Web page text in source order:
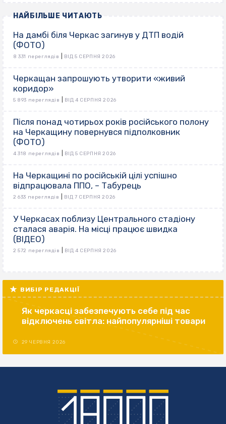
НАЙБІЛЬШЕ ЧИТАЮТЬ
На дамбі біля Черкас загинув у ДТП водій
(ФОТО)
8 331 переглядів ВІД 5 СЕРПНЯ 2026
Черкащан запрошують утворити «живий
коридор»
5 893 переглядів ВІД 4 СЕРПНЯ 2026
Після понад чотирьох років російського полону
на Черкащину повернувся підполковник
(ФОТО)
4 318 переглядів ВІД 5 СЕРПНЯ 2026
На Черкащині по російській цілі успішно
відпрацювала ППО, – Табурець
2 633 переглядів ВІД 7 СЕРПНЯ 2026
У Черкасах поблизу Центрального стадіону
сталася аварія. На місці працює швидка
(ВІДЕО)
2 572 переглядів ВІД 4 СЕРПНЯ 2026
ВИБІР РЕДАКЦІЇ
Як черкасці забезпечують себе під час
відключень світла: найпопулярніші товари
29 ЧЕРВНЯ 2026